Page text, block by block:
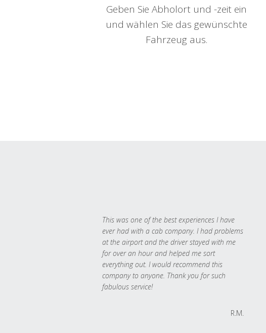
Geben Sie Abholort und -zeit ein
und wählen Sie das gewünschte
Fahrzeug aus.
This was one of the best experiences I have
ever had with a cab company. I had problems
at the airport and the driver stayed with me
for over an hour and helped me sort
everything out. I would recommend this
company to anyone. Thank you for such
fabulous service!
R.M.